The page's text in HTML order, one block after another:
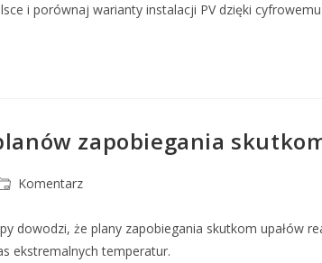
i porównaj warianty instalacji PV dzięki
zapobiegania
Komentarz
dowodzi, że plany zapobiegania skutkom upałów
ekstremalnych temperatur.